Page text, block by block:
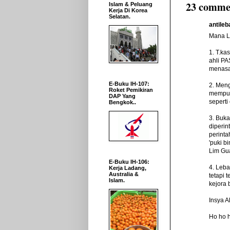
23
Mana
1.
ahli
2.
seperti
3.
'puki
Lim
4.
tetapi
kejora
Insya
Ho ho
Islam & Peluang
Kerja Di Korea
Selatan.
E-Buku IH-107:
Roket Pemikiran
DAP Yang
Bengkok..
E-Buku IH-106:
Kerja Ladang,
Australia &
Islam.